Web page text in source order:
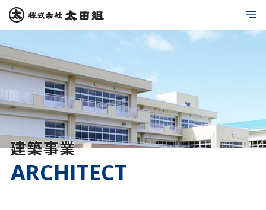
建築事業
ARCHITECT